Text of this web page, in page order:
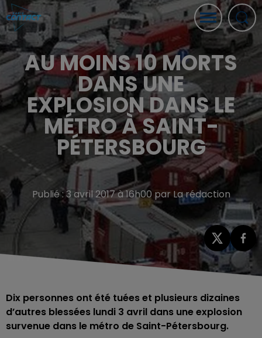
AU MOINS 10 MORTS
DANS UNE
EXPLOSION DANS LE
MÉTRO À SAINT-
PÉTERSBOURG
Publié : 3 avril 2017 à 16h00 par La rédaction
Dix personnes ont été tuées et plusieurs dizaines
d’autres blessées lundi 3 avril dans une explosion
survenue dans le métro de Saint-Pétersbourg.